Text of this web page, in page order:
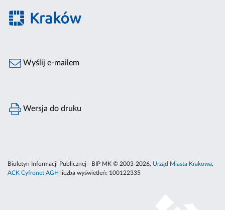
Wyślij e-mailem
Wersja do druku
Biuletyn Informacji Publicznej - BIP MK © 2003-2026, Urząd Miasta Krakowa,
ACK Cyfronet AGH
liczba wyświetleń: 100122335